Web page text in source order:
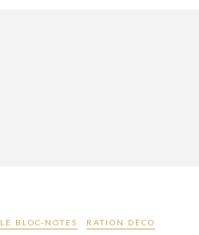
LE BLOC-NOTES RATION DÉCO